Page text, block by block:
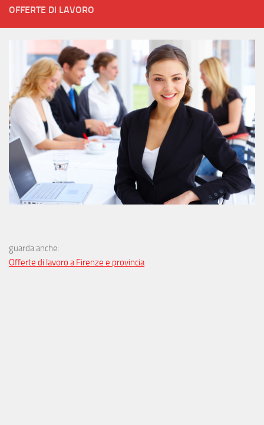
OFFERTE DI LAVORO
guarda anche:
Offerte di lavoro a Firenze e provincia